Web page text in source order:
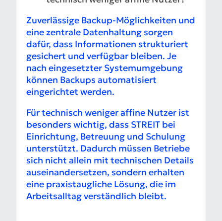
Zuverlässige Backup-Möglichkeiten und
eine zentrale Datenhaltung sorgen
dafür, dass Informationen strukturiert
gesichert und verfügbar bleiben. Je
nach eingesetzter Systemumgebung
können Backups automatisiert
eingerichtet werden.
Für technisch weniger affine Nutzer ist
besonders wichtig, dass STREIT bei
Einrichtung, Betreuung und Schulung
unterstützt. Dadurch müssen Betriebe
sich nicht allein mit technischen Details
auseinandersetzen, sondern erhalten
eine praxistaugliche Lösung, die im
Arbeitsalltag verständlich bleibt.